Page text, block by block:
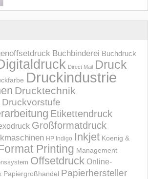
Buchbinderei Buchdruck
Direct Mail Druck
Druckindustrie
Drucktechnik
Druckvorstufe
Etikettendruck
Großformatdruck
HP Indigo Inkjet Koenig &
Printing Management
Offsetdruck Online-
Papiergroßhandel Papierhersteller